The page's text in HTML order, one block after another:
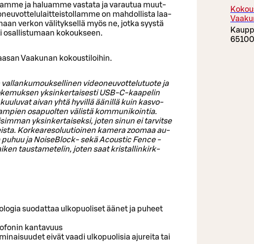
ja ha­luam­me vas­ta­ta ja va­rau­tua muut­
on mah­dol­lis­ta laa­
ver­kon vä­li­tyk­sel­lä myös ne, jotka syys­tä
osal­lis­tu­maan ko­kouk­seen.
Vaa­ku­nan ko­kous­ti­loi­hin.
val­lan­ku­mouk­sel­li­nen vi­deo­neu­vot­te­lu­tuo­te ja
yk­sin­ker­tai­ses­ti USB-C-kaa­pe­lin
aivan yhtä hy­vil­lä ää­nil­lä kuin kas­vo­
os­a­puol­ten vä­lis­tä kom­mu­ni­koin­tia.
yk­sin­ker­tai­sek­si, joten sinun ei tar­vit­se
Kor­kea­re­so­luu­tioi­nen ka­me­ra zoo­maa au­
ja Noi­se­Block- sekä Acous­tic Fence -
taus­ta­me­te­lin, joten saat kris­tal­lin­kirk­
suodattaa ulkopuoliset äänet ja puheet
kantavuus
eivät vaadi ulkopuolisia ajureita tai